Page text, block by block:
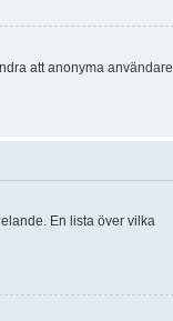
att anonyma användare
En lista över vilka